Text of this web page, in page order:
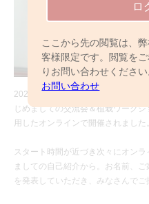
ロ
ここから先の閲覧は、
客様限定です。閲覧を
りお問い合わせください
お問い合わせ
2022年9月25日（日）、トゥデイ
じめましての交流会＆植栽ワーク
用したオンラインで開催されました。
スタート時間が近づき次々にオン
ましての自己紹介から。お名前、
を発表していただき、みなさんでご